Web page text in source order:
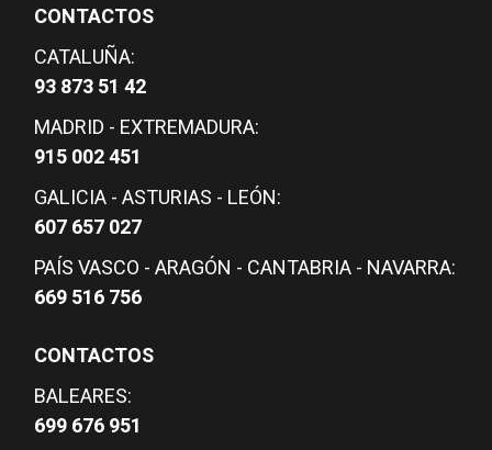
CONTACTOS
CATALUÑA:
93 873 51 42
MADRID - EXTREMADURA:
915 002 451
GALICIA - ASTURIAS - LEÓN:
607 657 027
PAÍS VASCO - ARAGÓN - CANTABRIA - NAVARRA:
669 516 756
CONTACTOS
BALEARES:
699 676 951